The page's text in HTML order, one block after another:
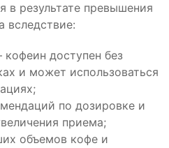
в результате превышения
вследствие:
доступен без
и может использоваться
по дозировке и
приема;
объемов кофе и